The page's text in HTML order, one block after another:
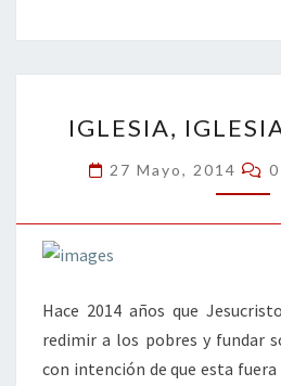
o
o
k
er dI
n
l
E
IGLESIA,
27 Mayo, 2014
Hace 2014 años que
redimir a los pobres y fundar
con intención de que esta